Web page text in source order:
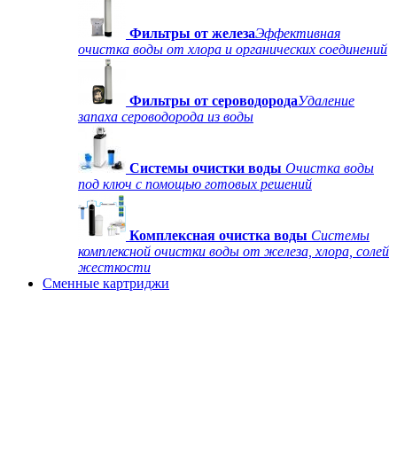
Фильтры от железаЭффективная
очистка воды от хлора и органических соединений
Фильтры от сероводородаУдаление
запаха сероводорода из воды
Системы очистки воды Очистка воды
под ключ с помощью готовых решений
Комплексная очистка воды Системы
комплексной очистки воды от железа, хлора, солей
жесткости
Сменные картриджи